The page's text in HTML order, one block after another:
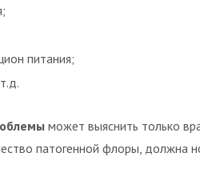
питания;
может выяснить только
патогенной флоры, должна